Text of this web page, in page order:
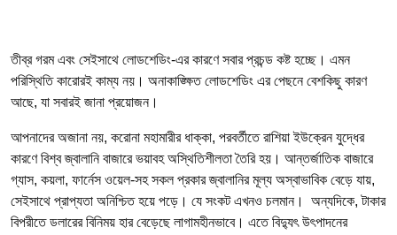
তীব্র গরম এবং সেইসাথে লোডশেডিং-এর কারণে সবার প্রচন্ড কষ্ট হচ্ছে। এমন
পরিস্থিতি কারোরই কাম্য নয়। অনাকাঙ্ক্ষিত লোডশেডিং এর পেছনে বেশকিছু কারণ
আছে, যা সবারই জানা প্রয়োজন।
আপনাদের অজানা নয়, করোনা মহামারীর ধাক্কা, পরবর্তীতে রাশিয়া ইউক্রেন যুদ্ধের
কারণে বিশ্ব জ্বালানি বাজারে ভয়াবহ অস্থিতিশীলতা তৈরি হয়। আন্তর্জাতিক বাজারে
গ্যাস, কয়লা, ফার্নেস ওয়েল-সহ সকল প্রকার জ্বালানির মূল্য অস্বাভাবিক বেড়ে যায়,
সেইসাথে প্রাপ্যতা অনিশ্চিত হয়ে পড়ে। যে সংকট এখনও চলমান। অন্যদিকে, টাকার
বিপরীতে ডলারের বিনিময় হার বেড়েছে লাগামহীনভাবে। এতে বিদ্যুৎ উৎপাদনের